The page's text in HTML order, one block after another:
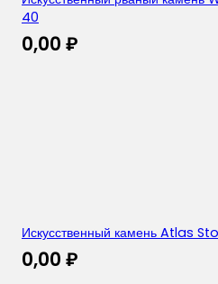
40
0,00 ₽
Искусственный камень Atlas
0,00 ₽